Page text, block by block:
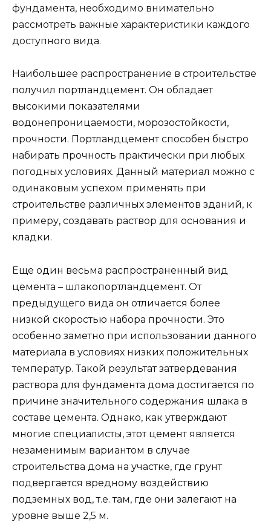
фундамента, необходимо внимательно
рассмотреть важные характеристики каждого
доступного вида.
Наибольшее распространение в строительстве
получил портландцемент. Он обладает
высокими показателями
водонепроницаемости, морозостойкости,
прочности. Портландцемент способен быстро
набирать прочность практически при любых
погодных условиях. Данный материал можно с
одинаковым успехом применять при
строительстве различных элементов зданий, к
примеру, создавать раствор для основания и
кладки.
Еще один весьма распространенный вид
цемента – шлакопортландцемент. От
предыдущего вида он отличается более
низкой скоростью набора прочности. Это
особенно заметно при использовании данного
материала в условиях низких положительных
температур. Такой результат затвердевания
раствора для фундамента дома достигается по
причине значительного содержания шлака в
составе цемента. Однако, как утверждают
многие специалисты, этот цемент является
незаменимым вариантом в случае
строительства дома на участке, где грунт
подвергается вредному воздействию
подземных вод, т.е. там, где они залегают на
уровне выше 2,5 м.